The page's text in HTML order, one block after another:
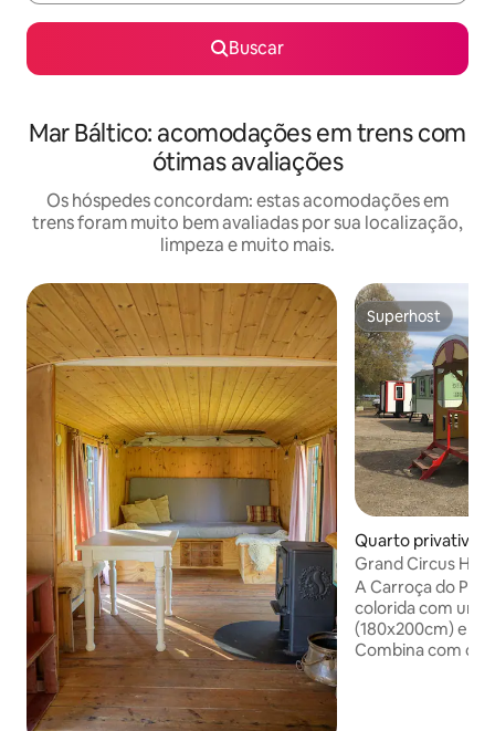
Buscar
Mar Báltico: acomodações em trens com
ótimas avaliações
Os hóspedes concordam: estas acomodações em
trens foram muito bem avaliadas por sua localização,
limpeza e muito mais.
Superhost
Superhost
Quarto privativo ⋅
Grand Circus
palhaço
A Carroça do
colorida com uma
(180x200cm) e
Combina com